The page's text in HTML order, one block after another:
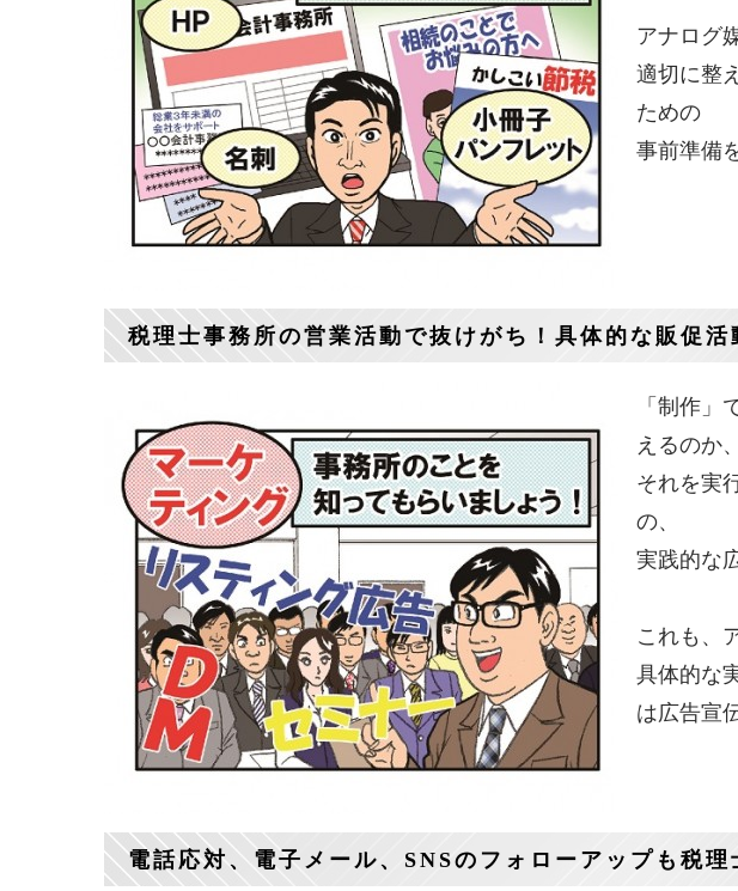
アナログ
適切に整
ための
事前準備
税理士事務所の営業活動で抜けがち！具体的な販促活
「制作
えるのか、
それを実
の、
実践的な
これも、
具体的な
は広告宣
電話応対、電子メール、SNSのフォローアップも税理